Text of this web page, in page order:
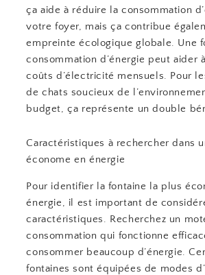
ça aide à réduire la consommation
votre foyer, mais ça contribue
empreinte écologique globale. Une
consommation d’énergie peut aider
coûts d’électricité mensuels. Pour
de chats soucieux de
budget, ça représente un double
Caractéristiques à rechercher dans
économe en énergie
Pour identifier la fontaine la plus
énergie, il est important de
caractéristiques. Recherchez un
consommation qui fonctionne
consommer beaucoup d’énergie.
fontaines sont équipées de modes